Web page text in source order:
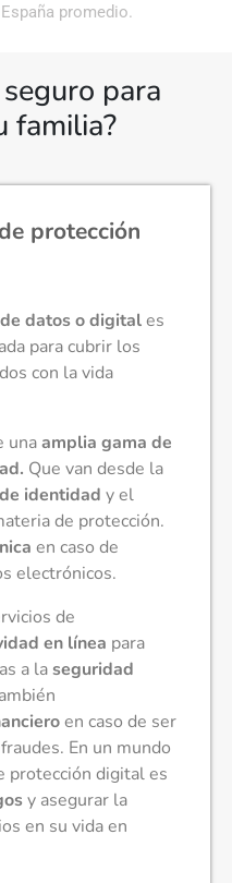
promedio.
para
familia?
protección
datos o digitales
para cubrir los
con la vida
unaamplia gama de
Que van desde la
identidad y el
de protección.
en caso de
electrónicos.
de
en línea para
a laseguridad
en caso de ser
En un mundo
protección digital es
y asegurar la
en su vida en